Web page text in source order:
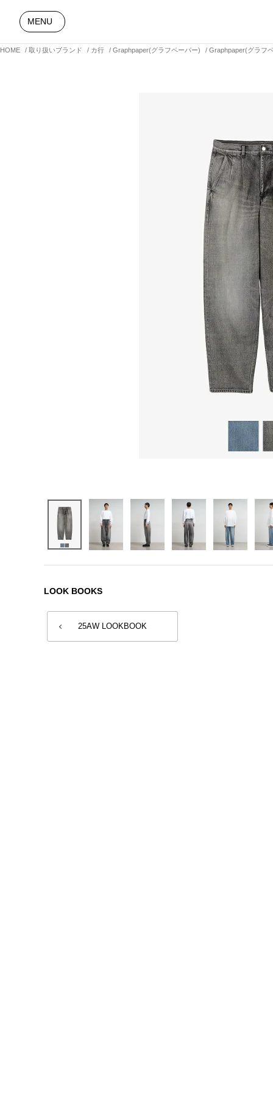
HOME 取り扱いブランド カ行 Graphpaper(グラフペーパー) Graphpaper(グラフ
MENU
LOOK BOOKS
25AW LOOKBOOK